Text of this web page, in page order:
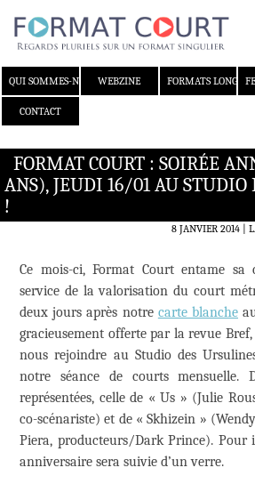
QUI SOMMES-NOUS ?WEBZINE FORMATS LONGS
CONTACT
FORMAT COURT : SOIRÉE
ANS), JEUDI 16/01 AU STUDIO
!
8 JANVIER 2014
Ce mois-ci, Format Court entame sa
service de la valorisation du court
deux jours après notre carte blanche
gracieusement offerte par la revue
nous rejoindre au Studio des
notre séance de courts mensuelle.
représentées, celle de « Us » (Julie
co-scénariste) et de « Skhizein »
Piera, producteurs/Dark Prince). Pour
anniversaire sera suivie d’un verre.